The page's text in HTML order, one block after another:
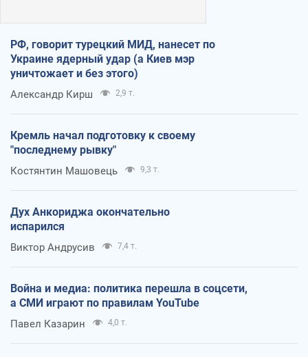
РФ, говорит турецкий МИД, нанесет по
Украине ядерный удар (а Киев мэр
уничтожает и без этого)
Александр Кирш 2,9 т.
Кремль начал подготовку к своему
"последнему рывку"
Костянтин Машовець 9,3 т.
Дух Анкориджа окончательно
испарился
Виктор Андрусив 7,4 т.
Война и медиа: политика перешла в соцсети,
а СМИ играют по правилам YouTube
Павел Казарин 4,0 т.